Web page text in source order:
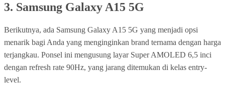
3. Samsung Galaxy A15 5G
Berikutnya, ada Samsung Galaxy A15 5G yang menjadi opsi
menarik bagi Anda yang menginginkan brand ternama dengan harga
terjangkau. Ponsel ini mengusung layar Super AMOLED 6,5 inci
dengan refresh rate 90Hz, yang jarang ditemukan di kelas entry-
level.